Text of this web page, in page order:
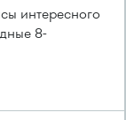
интересного
8-